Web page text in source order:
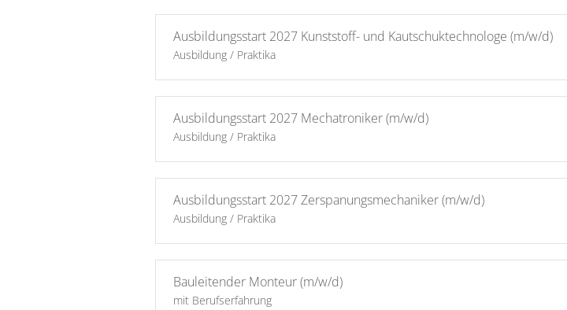
Ausbildungsstart 2027 Kunststoff- und Kautschuktechnologe (m/w/d)
Ausbildung / Praktika
Ausbildungsstart 2027 Mechatroniker (m/w/d)
Ausbildung / Praktika
Ausbildungsstart 2027 Zerspanungsmechaniker (m/w/d)
Ausbildung / Praktika
Bauleitender Monteur (m/w/d)
mit Berufserfahrung